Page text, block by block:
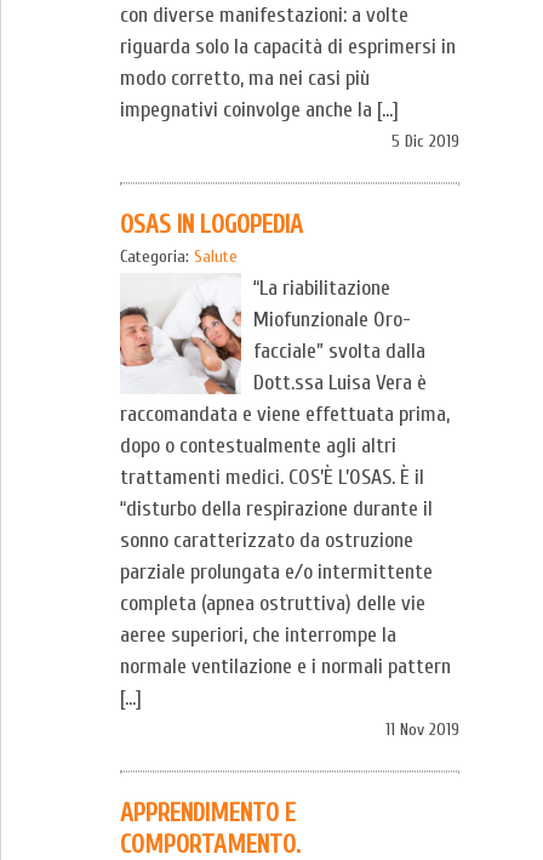
con diverse manifestazioni: a volte
riguarda solo la capacità di esprimersi in
modo corretto, ma nei casi più
impegnativi coinvolge anche la […]
5 Dic 2019
OSAS IN LOGOPEDIA
Categoria: Salute
“La riabilitazione
Miofunzionale Oro-
facciale” svolta dalla
Dott.ssa Luisa Vera è
raccomandata e viene effettuata prima,
dopo o contestualmente agli altri
trattamenti medici. COS’È L’OSAS. È il
“disturbo della respirazione durante il
sonno caratterizzato da ostruzione
parziale prolungata e/o intermittente
completa (apnea ostruttiva) delle vie
aeree superiori, che interrompe la
normale ventilazione e i normali pattern
[…]
11 Nov 2019
APPRENDIMENTO E
COMPORTAMENTO.